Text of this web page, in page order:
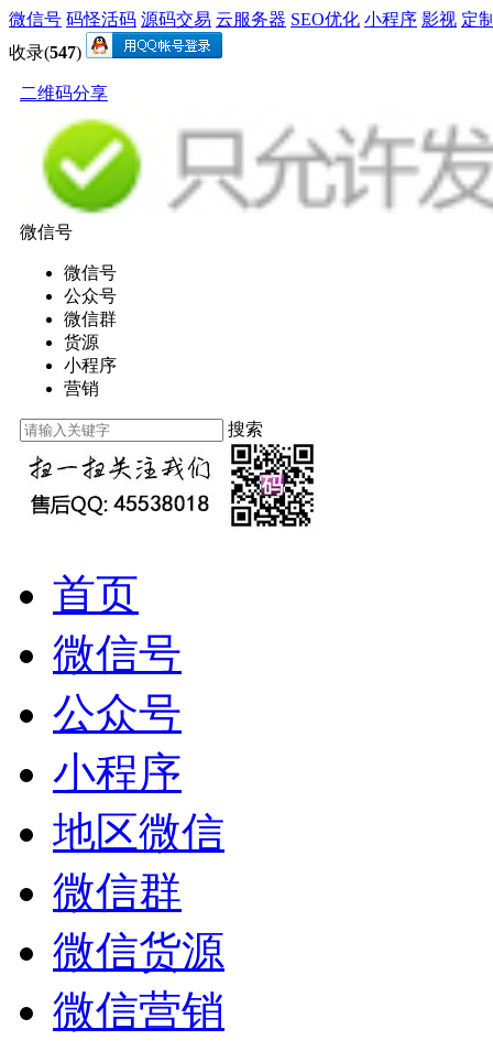
微信号 码怪活码 源码交易 云服务器 SEO优化 小程序 影视 定
收录(547)
二维码分享
微信号
微信号
公众号
微信群
货源
小程序
营销
搜索
首页
微信号
公众号
小程序
地区微信
微信群
微信货源
微信营销